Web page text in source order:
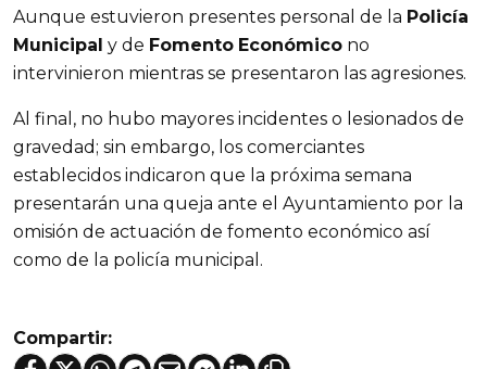
Aunque estuvieron presentes personal de la Policía
Municipal y de Fomento Económico no
intervinieron mientras se presentaron las agresiones.
Al final, no hubo mayores incidentes o lesionados de
gravedad; sin embargo, los comerciantes
establecidos indicaron que la próxima semana
presentarán una queja ante el Ayuntamiento por la
omisión de actuación de fomento económico así
como de la policía municipal.
Compartir: